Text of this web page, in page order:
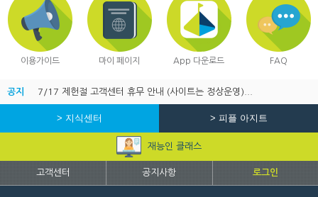
이용가이드 마이 페이지 App 다운로드 FAQ
공지 7/17 제헌절 고객센터 휴무 안내 (사이트는 정상운영)...
> 지식센터 > 피플 아지트
재능인 클래스
고객센터 공지사항 로그인